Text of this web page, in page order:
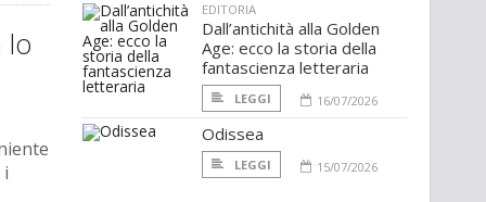
lo
i
EDITORIA
Dall’antichità alla Golden
Age: ecco la storia della
fantascienza letteraria
LEGGI 16/07/2026
Odissea
LEGGI 15/07/2026